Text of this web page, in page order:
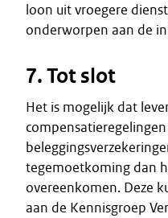
loon uit vroegere
onderworpen aan de
7. Tot slot
Het is mogelijk dat
tegemoetkoming dan
overeenkomen. Deze
aan de Kennisgroep